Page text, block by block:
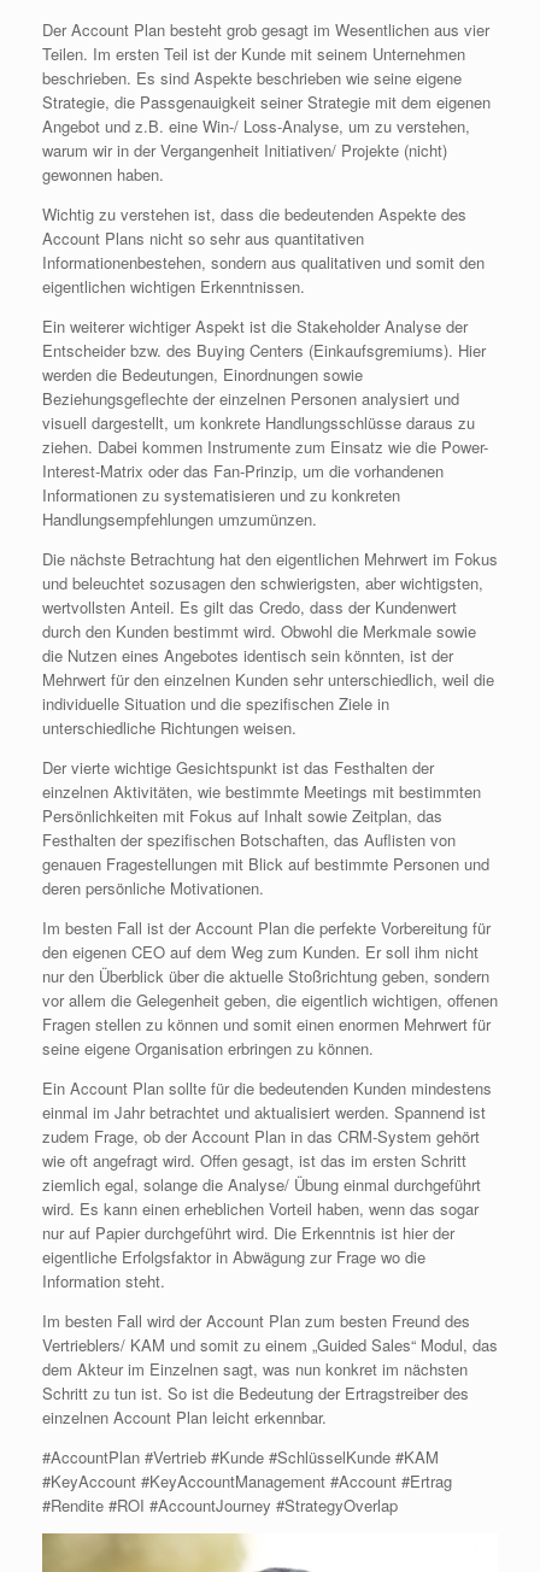
Der Account Plan besteht grob gesagt im Wesentlichen aus vier
Teilen. Im ersten Teil ist der Kunde mit seinem Unternehmen
beschrieben. Es sind Aspekte beschrieben wie seine eigene
Strategie, die Passgenauigkeit seiner Strategie mit dem eigenen
Angebot und z.B. eine Win-/ Loss-Analyse, um zu verstehen,
warum wir in der Vergangenheit Initiativen/ Projekte (nicht)
gewonnen haben.
Wichtig zu verstehen ist, dass die bedeutenden Aspekte des
Account Plans nicht so sehr aus quantitativen
Informationenbestehen, sondern aus qualitativen und somit den
eigentlichen wichtigen Erkenntnissen.
Ein weiterer wichtiger Aspekt ist die Stakeholder Analyse der
Entscheider bzw. des Buying Centers (Einkaufsgremiums). Hier
werden die Bedeutungen, Einordnungen sowie
Beziehungsgeflechte der einzelnen Personen analysiert und
visuell dargestellt, um konkrete Handlungsschlüsse daraus zu
ziehen. Dabei kommen Instrumente zum Einsatz wie die Power-
Interest-Matrix oder das Fan-Prinzip, um die vorhandenen
Informationen zu systematisieren und zu konkreten
Handlungsempfehlungen umzumünzen.
Die nächste Betrachtung hat den eigentlichen Mehrwert im Fokus
und beleuchtet sozusagen den schwierigsten, aber wichtigsten,
wertvollsten Anteil. Es gilt das Credo, dass der Kundenwert
durch den Kunden bestimmt wird. Obwohl die Merkmale sowie
die Nutzen eines Angebotes identisch sein könnten, ist der
Mehrwert für den einzelnen Kunden sehr unterschiedlich, weil die
individuelle Situation und die spezifischen Ziele in
unterschiedliche Richtungen weisen.
Der vierte wichtige Gesichtspunkt ist das Festhalten der
einzelnen Aktivitäten, wie bestimmte Meetings mit bestimmten
Persönlichkeiten mit Fokus auf Inhalt sowie Zeitplan, das
Festhalten der spezifischen Botschaften, das Auflisten von
genauen Fragestellungen mit Blick auf bestimmte Personen und
deren persönliche Motivationen.
Im besten Fall ist der Account Plan die perfekte Vorbereitung für
den eigenen CEO auf dem Weg zum Kunden. Er soll ihm nicht
nur den Überblick über die aktuelle Stoßrichtung geben, sondern
vor allem die Gelegenheit geben, die eigentlich wichtigen, offenen
Fragen stellen zu können und somit einen enormen Mehrwert für
seine eigene Organisation erbringen zu können.
Ein Account Plan sollte für die bedeutenden Kunden mindestens
einmal im Jahr betrachtet und aktualisiert werden. Spannend ist
zudem Frage, ob der Account Plan in das CRM-System gehört
wie oft angefragt wird. Offen gesagt, ist das im ersten Schritt
ziemlich egal, solange die Analyse/ Übung einmal durchgeführt
wird. Es kann einen erheblichen Vorteil haben, wenn das sogar
nur auf Papier durchgeführt wird. Die Erkenntnis ist hier der
eigentliche Erfolgsfaktor in Abwägung zur Frage wo die
Information steht.
Im besten Fall wird der Account Plan zum besten Freund des
Vertrieblers/ KAM und somit zu einem „Guided Sales“ Modul, das
dem Akteur im Einzelnen sagt, was nun konkret im nächsten
Schritt zu tun ist. So ist die Bedeutung der Ertragstreiber des
einzelnen Account Plan leicht erkennbar.
#AccountPlan #Vertrieb #Kunde #SchlüsselKunde #KAM
#KeyAccount #KeyAccountManagement #Account #Ertrag
#Rendite #ROI #AccountJourney #StrategyOverlap